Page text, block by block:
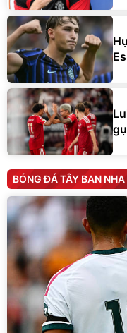
BÓNG ĐÁ TÂY BAN NHA